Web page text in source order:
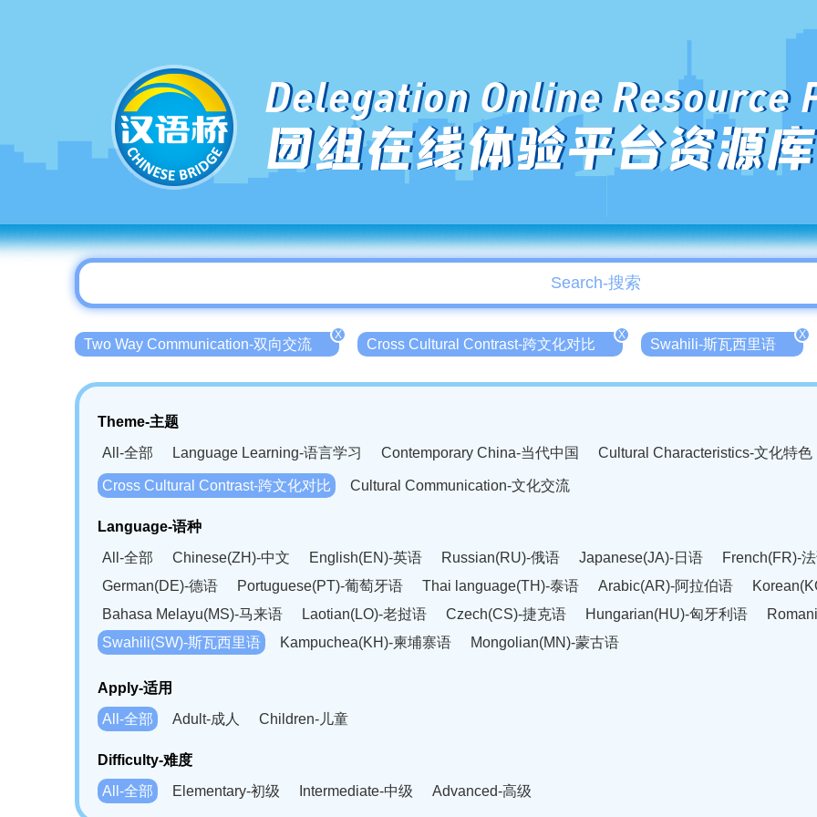
Delegation Online Resource
团组在线体验平台资源库
Two Way Communication-双向交流
X
Cross Cultural Contrast-跨文化对比
X
Swahili-斯瓦西里语
X
Theme-主题
All-全部
Language Learning-语言学习 Contemporary China-当代中国 Cultural Characteristics-文化特色
Cross Cultural Contrast-跨文化对比 Cultural Communication-文化交流
Language-语种
All-全部
Chinese(ZH)-中文 English(EN)-英语 Russian(RU)-俄语 Japanese(JA)-日语
French(FR)-
German(DE)-德语
Portuguese(PT)-葡萄牙语 Thai language(TH)-泰语 Arabic(AR)-阿拉伯语
Bahasa Melayu(MS)-马来语
Laotian(LO)-老挝语 Czech(CS)-捷克语 Hungarian(HU)-匈牙利语
Swahili(SW)-斯瓦西里语
Kampuchea(KH)-柬埔寨语 Mongolian(MN)-蒙古语
Apply-适用
All-全部
Adult-成人 Children-儿童
Difficulty-难度
All-全部
Elementary-初级 Intermediate-中级 Advanced-高级